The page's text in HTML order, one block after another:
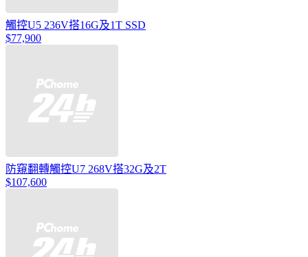
觸控U5 236V搭16G及1T SSD
$77,900
防窺翻轉觸控U7 268V搭32G及2T
$107,600